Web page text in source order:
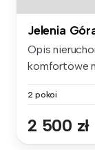
Jelenia
Opis
komfortowe
2 pokoi
2 500 zł